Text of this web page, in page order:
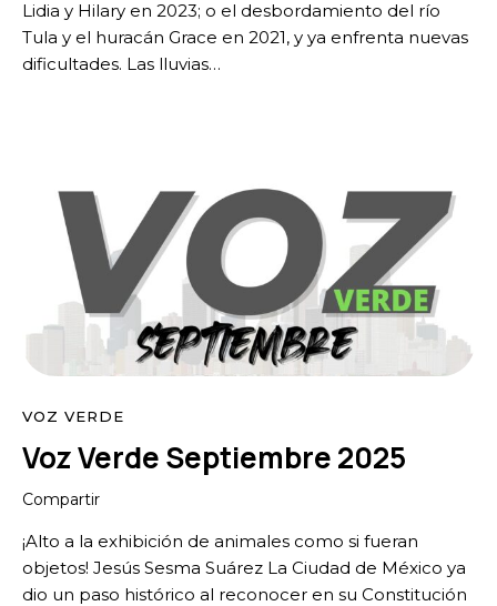
Lidia y Hilary en 2023; o el desbordamiento del río
Tula y el huracán Grace en 2021, y ya enfrenta nuevas
dificultades. Las lluvias…
VOZ VERDE
Voz Verde Septiembre 2025
Compartir
¡Alto a la exhibición de animales como si fueran
objetos! Jesús Sesma Suárez La Ciudad de México ya
dio un paso histórico al reconocer en su Constitución